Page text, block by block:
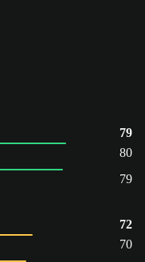
79
80
79
72
70